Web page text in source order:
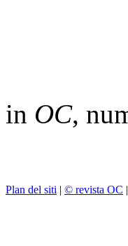
in OC,
Plan del siti | © revista OC |